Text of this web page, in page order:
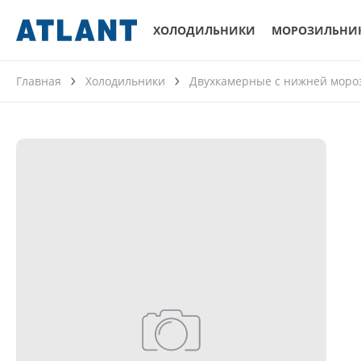
ХОЛОДИЛЬНИКИ
Главная Холодильники Двухкамерные с нижней